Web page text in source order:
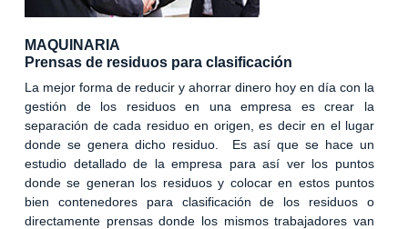
MAQUINARIA
Prensas de residuos para clasificación
La mejor forma de reducir y ahorrar dinero hoy en día con la
gestión de los residuos en una empresa es crear la
separación de cada residuo en origen, es decir en el lugar
donde se genera dicho residuo. Es así que se hace un
estudio detallado de la empresa para así ver los puntos
donde se generan los residuos y colocar en estos puntos
bien contenedores para clasificación de los residuos o
directamente prensas donde los mismos trabajadores van